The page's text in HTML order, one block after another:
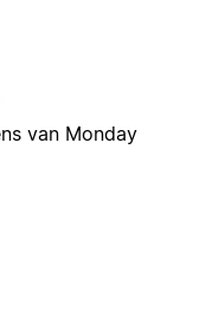
van Monday